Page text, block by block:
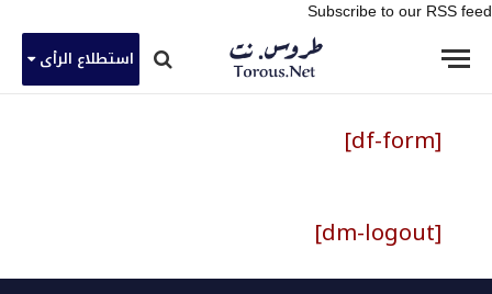
Subscribe to our RSS feed
استطلاع الرأى
[df-form]
[dm-logout]